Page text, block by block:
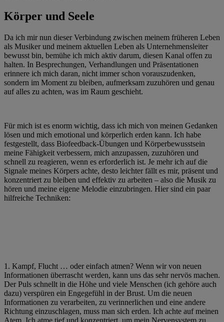
Körper und Seele
Da ich mir nun dieser Verbindung zwischen meinem früheren Leben
als Musiker und meinem aktuellen Leben als Unternehmensleiter
bewusst bin, bemühe ich mich aktiv darum, diesen Kanal offen zu
halten. In Besprechungen, Verhandlungen und Präsentationen
erinnere ich mich daran, nicht immer schon vorauszudenken,
sondern im Moment zu bleiben, aufmerksam zuzuhören und genau
auf alles zu achten, was im Raum geschieht.
Für mich ist es enorm wichtig, dass ich mich von meinen Gedanken
lösen und mich emotional und körperlich erden kann. Ich habe
festgestellt, dass Biofeedback-Übungen und Körperbewusstsein
meine Fähigkeit verbessern, mich anzupassen, zuzuhören und
schnell zu reagieren, wenn es erforderlich ist. Je mehr ich auf die
Signale meines Körpers achte, desto leichter fällt es mir, präsent und
konzentriert zu bleiben und effektiv zu arbeiten – also die Musik zu
hören und meine eigene Melodie einzubringen. Hier sind ein paar
hilfreiche Techniken:
1. Kampf, Flucht … oder einfach atmen? Wenn wir von neuen
Informationen überrascht werden, kann uns das sehr nervös machen.
Der Puls schnellt in die Höhe und viele Menschen (ich gehöre auch
dazu) verspüren ein Engegefühl in der Brust. Um die neuen
Informationen zu verarbeiten, zu verinnerlichen und eine andere
Richtung einzuschlagen, muss man sich erden. Ich achte auf meinen
Atem. Ich atme tief und konzentriert, um mein Nervensystem zu